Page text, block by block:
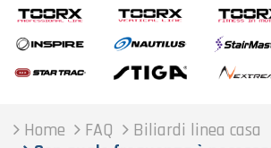
Home FAQ
Biliardi linea casa